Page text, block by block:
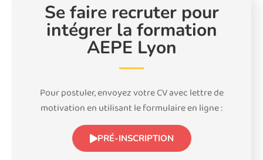
Se faire recruter pour
intégrer la formation
AEPE Lyon
Pour postuler, envoyez votre CV avec lettre de
motivation en utilisant le formulaire en ligne :
PRÉ-INSCRIPTION